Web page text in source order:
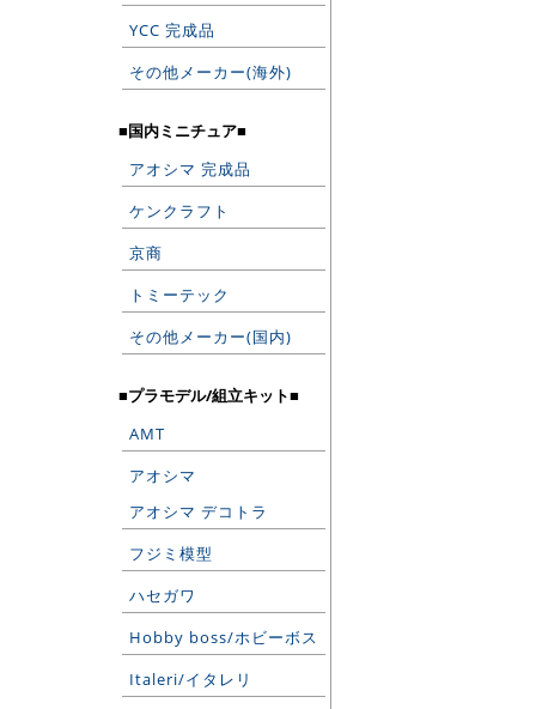
YCC 完成品
その他メーカー(海外)
■国内ミニチュア■
アオシマ 完成品
ケンクラフト
京商
トミーテック
その他メーカー(国内)
■プラモデル/組立キット■
AMT
アオシマ
アオシマ デコトラ
フジミ模型
ハセガワ
Hobby boss/ホビーボス
Italeri/イタレリ